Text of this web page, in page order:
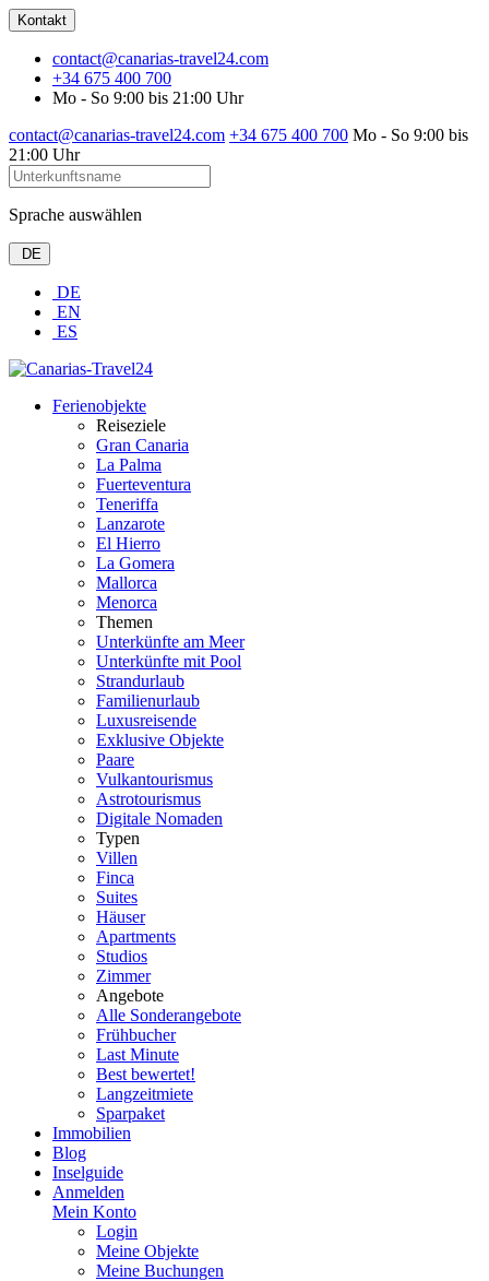
Kontakt
contact@canarias-travel24.com
+34 675 400 700
Mo - So 9:00 bis 21:00 Uhr
contact@canarias-travel24.com +34 675 400 700 Mo - So 9:00 bis
21:00 Uhr
Sprache auswählen
DE
DE
EN
ES
Ferienobjekte
Reiseziele
Gran Canaria
La Palma
Fuerteventura
Teneriffa
Lanzarote
El Hierro
La Gomera
Mallorca
Menorca
Themen
Unterkünfte am Meer
Unterkünfte mit Pool
Strandurlaub
Familienurlaub
Luxusreisende
Exklusive Objekte
Paare
Vulkantourismus
Astrotourismus
Digitale Nomaden
Typen
Villen
Finca
Suites
Häuser
Apartments
Studios
Zimmer
Angebote
Alle Sonderangebote
Frühbucher
Last Minute
Best bewertet!
Langzeitmiete
Sparpaket
Immobilien
Blog
Inselguide
Anmelden
Mein Konto
Login
Meine Objekte
Meine Buchungen